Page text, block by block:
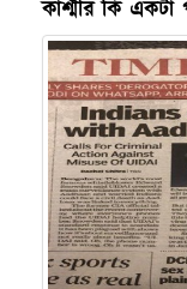
কাশ্মীর কি একটা